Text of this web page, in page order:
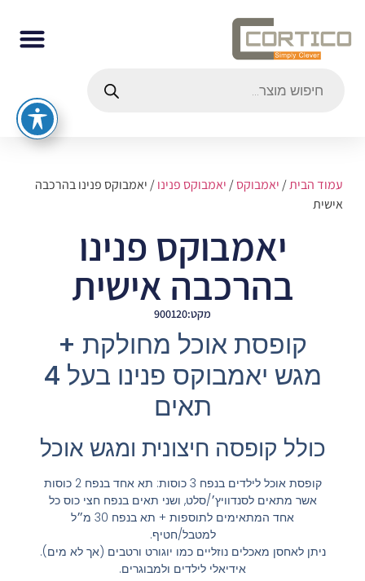
עמוד הבית/יאמבוקס/יאמבוקס פנינו/ יאמבוקס פנינו בהרכבה
אישית
יאמבוקס פנינו
בהרכבה אישית
מקט:900120
קופסת אוכל מחולקת +
מגש יאמבוקס פנינו בעל 4
תאים
כולל קופסה חיצונית ומגש אוכל
קופסת אוכל לילדים בנפח 3 כוסות: תא אחד בנפח 2 כוסות
אשר מתאים לסנדוויץ׳/סלט, ושני תאים בנפח חצי כוס כל
אחד המתאימים לתוספות + תא בנפח 30 מ״ל
למטבל/חטיף.
ניתן לאחסן מאכלים נוזליים כמו יוגורט ורטבים (אך לא מים).
אידיאלי לילדים ולמבוגרים.